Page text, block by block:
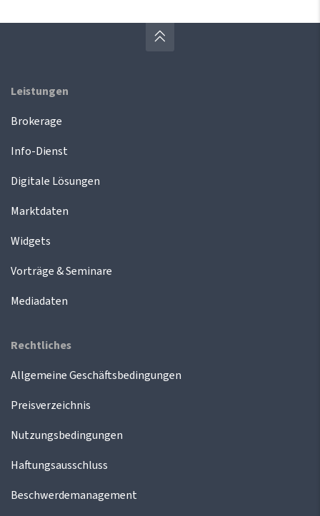
Leistungen
Brokerage
Info-Dienst
Digitale Lösungen
Marktdaten
Widgets
Vorträge & Seminare
Mediadaten
Rechtliches
Allgemeine Geschäftsbedingungen
Preisverzeichnis
Nutzungsbedingungen
Haftungsausschluss
Beschwerdemanagement